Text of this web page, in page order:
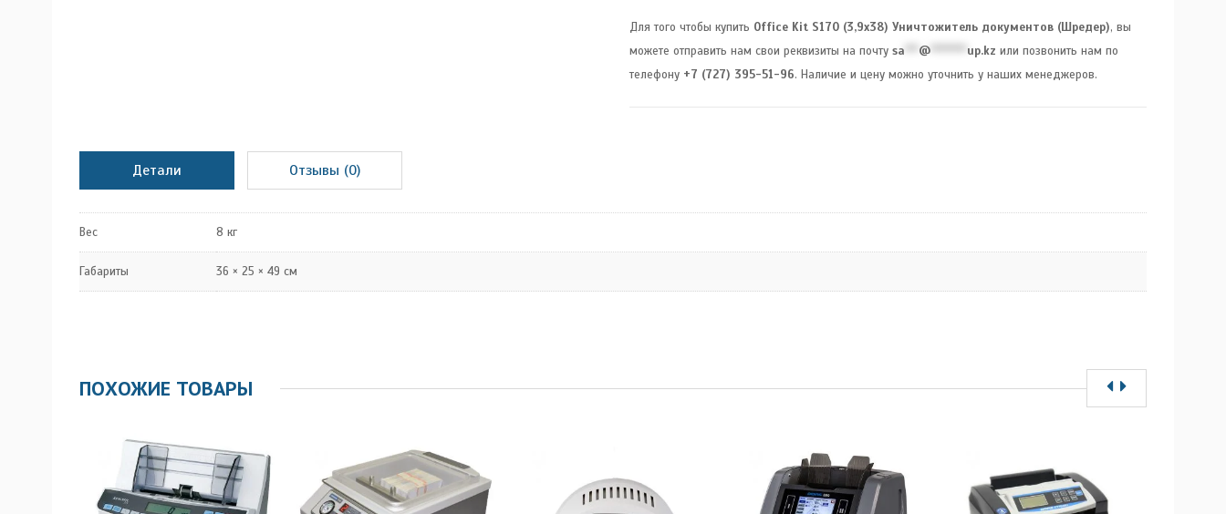
Для того чтобы купить Office Kit S170 (3,9х38) Уничтожитель документов (Шредер), вы
можете отправить нам свои реквизиты на почтуsa @ ******** up.kz или позвонить нам по
телефону +7 (727) 395-51-96. Наличие и цену можно уточнить у наших менеджеров.
Детали Отзывы (0)
Вес 8 кг
Габариты 36 × 25 × 49 см
ПОХОЖИЕ ТОВАРЫ